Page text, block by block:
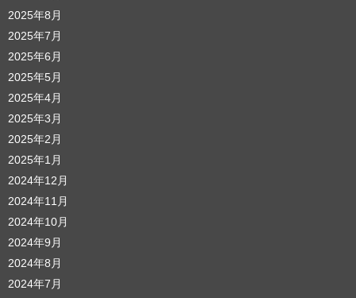
2025年8月
2025年7月
2025年6月
2025年5月
2025年4月
2025年3月
2025年2月
2025年1月
2024年12月
2024年11月
2024年10月
2024年9月
2024年8月
2024年7月